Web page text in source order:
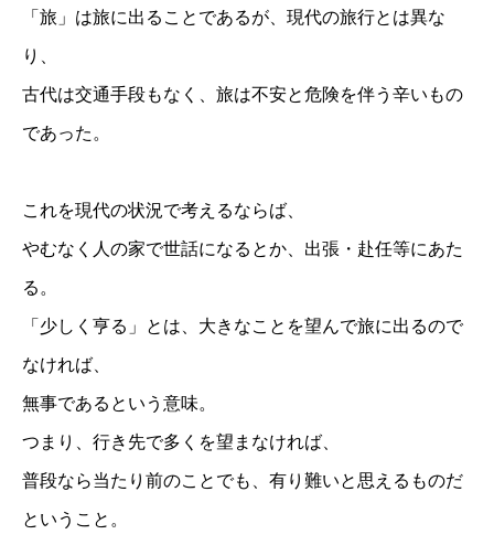
「旅」は旅に出ることであるが、現代の旅行とは異な
り、
古代は交通手段もなく、旅は不安と危険を伴う辛いもの
であった。
これを現代の状況で考えるならば、
やむなく人の家で世話になるとか、出張・赴任等にあた
る。
「少しく亨る」とは、大きなことを望んで旅に出るので
なければ、
無事であるという意味。
つまり、行き先で多くを望まなければ、
普段なら当たり前のことでも、有り難いと思えるものだ
ということ。